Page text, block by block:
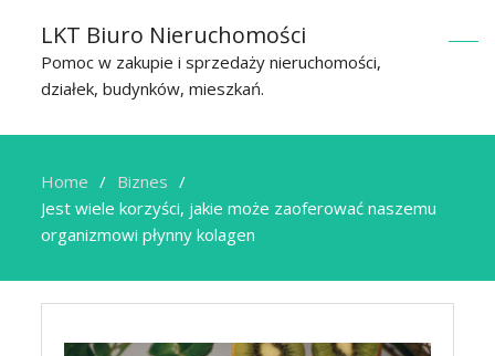
LKT Biuro Nieruchomości
Pomoc w zakupie i sprzedaży nieruchomości,
działek, budynków, mieszkań.
Home
Biznes
Jest wiele korzyści, jakie może zaoferować naszemu
organizmowi płynny kolagen